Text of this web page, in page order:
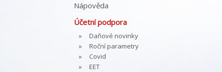
Nápověda
Účetní podpora
Daňové novinky
Roční parametry
Covid
EET